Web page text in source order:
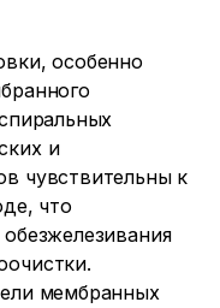
особенно
и
чувствительны к
что
мембранных